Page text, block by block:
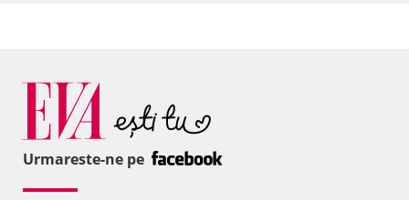
Urmareste-ne pe